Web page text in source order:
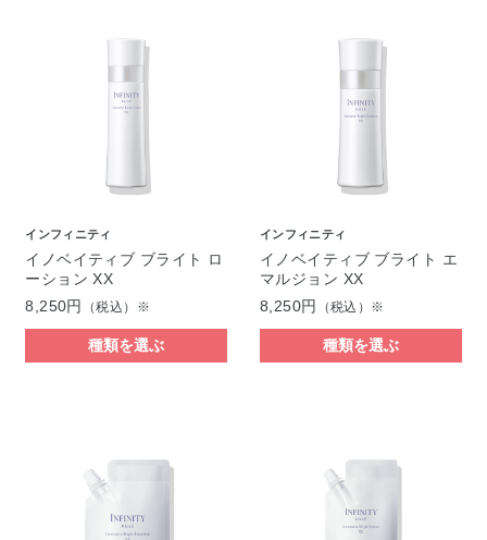
インフィニティ
イノベイティブ ブライト ロ
ーション XX
8,250円
（税込）※
種類を選ぶ
インフィニティ
イノベイティブ ブライト エ
マルジョン XX
8,250円
（税込）※
種類を選ぶ